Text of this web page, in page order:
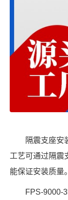
隔震支座安
工艺可通过隔震
能保证安装质量。
FPS-9000-